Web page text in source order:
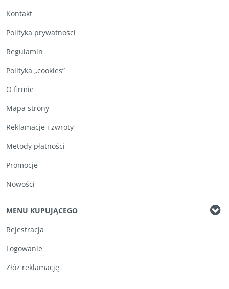
Kontakt
Polityka prywatności
Regulamin
Polityka „cookies”
O firmie
Mapa strony
Reklamacje i zwroty
Metody płatności
Promocje
Nowości
MENU KUPUJĄCEGO
Rejestracja
Logowanie
Złóż reklamację